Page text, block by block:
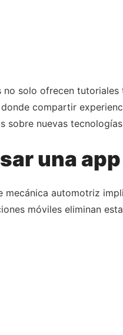
no solo ofrecen
compartir
sobre nuevas
una
mecánica automotriz
móviles eliminan